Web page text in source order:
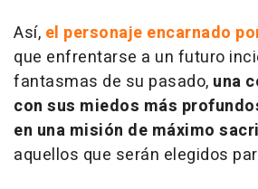
Así, el personaje encarnado
que enfrentarse a un futuro
fantasmas de su pasado, una
con sus miedos más
en una misión de máximo
aquellos que serán elegidos